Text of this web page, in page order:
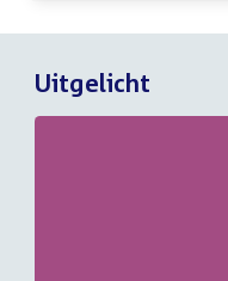
Uitgelicht